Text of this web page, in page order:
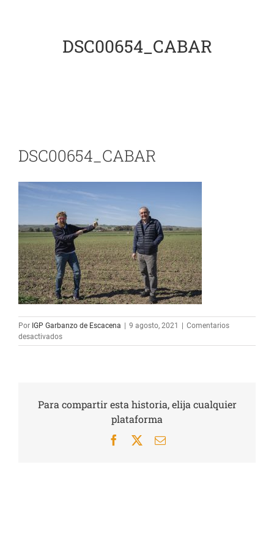
El Garbanzo
Blog
Contacto
DSC00654_CABAR
DSC00654_CABAR
Por IGP Garbanzo de Escacena | 9 agosto, 2021 | Comentarios
desactivadosen
DSC00654_CABAR
Para compartir esta historia, elija cualquier
plataforma
Facebook Correo